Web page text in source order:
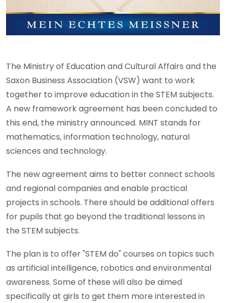
The Ministry of Education and Cultural Affairs and the
Saxon Business Association (VSW) want to work
together to improve education in the STEM subjects.
A new framework agreement has been concluded to
this end, the ministry announced. MINT stands for
mathematics, information technology, natural
sciences and technology.
The new agreement aims to better connect schools
and regional companies and enable practical
projects in schools. There should be additional offers
for pupils that go beyond the traditional lessons in
the STEM subjects.
The plan is to offer "STEM do" courses on topics such
as artificial intelligence, robotics and environmental
awareness. Some of these will also be aimed
specifically at girls to get them more interested in